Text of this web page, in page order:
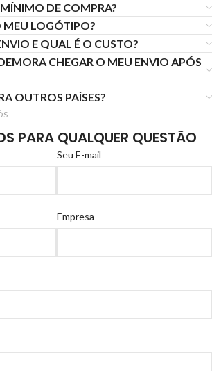
DE COMPRA?
MEU LOGÓTIPO?
E QUAL É O CUSTO?
CHEGAR O MEU ENVIO APÓS
OUTROS PAÍSES?
PARA QUALQUER QUESTÃO
Seu E-mail
Empresa